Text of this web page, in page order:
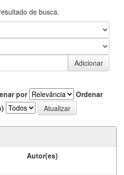
de busca.
por
Ordenar
Autor(es)